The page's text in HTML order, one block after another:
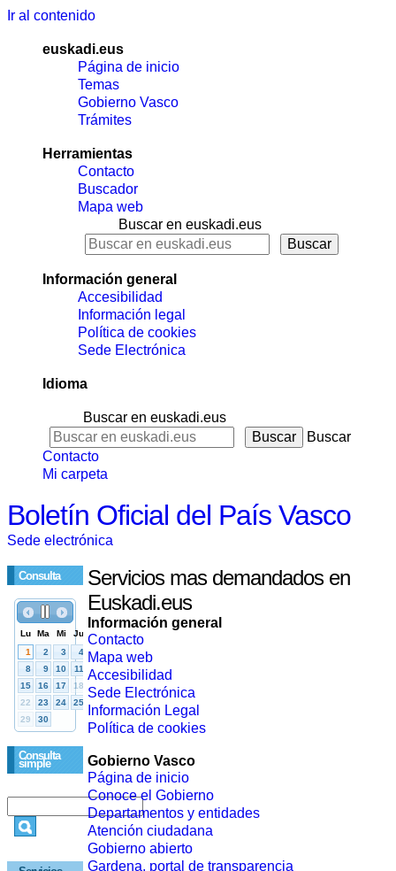
Ir al contenido
euskadi.eus
Página de inicio
Temas
Gobierno Vasco
Trámites
Herramientas
Contacto
Buscador
Mapa web
Buscar en euskadi.eus
Información general
Accesibilidad
Información legal
Política de cookies
Sede Electrónica
Idioma
Buscar en euskadi.eus
Buscar
Contacto
Mi carpeta
Boletín Oficial del País Vasco
Sede electrónica
Consulta
Consulta
simple
Servicios mas demandados en
Euskadi.eus
Información general
Contacto
Mapa web
Accesibilidad
Sede Electrónica
Información Legal
Política de cookies
Gobierno Vasco
Página de inicio
Conoce el Gobierno
Departamentos y entidades
Atención ciudadana
Gobierno abierto
Gardena, portal de transparencia